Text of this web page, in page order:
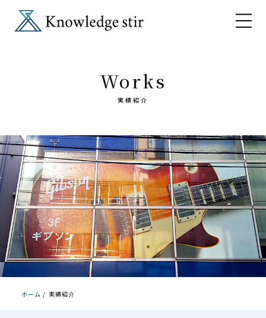
Works
実績紹介
ホーム / 実績紹介